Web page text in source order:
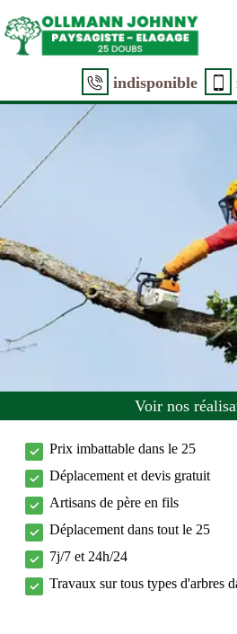
indisponible
Voir nos
Prix imbattable dans le 25
Déplacement et devis gratuit
Artisans de père en fils
Déplacement dans tout le 25
7j/7 et 24h/24
Travaux sur tous types d'arbres